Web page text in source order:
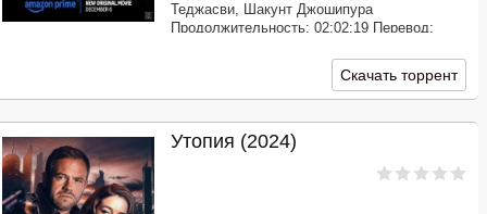
Теджасви, Шакунт Джошипура
Продолжительность: 02:02:19 Перевод:
УС"] Качество: WEB-DLRip Размер: 2.05 GB
Скачать торрент
Утопия (2024)